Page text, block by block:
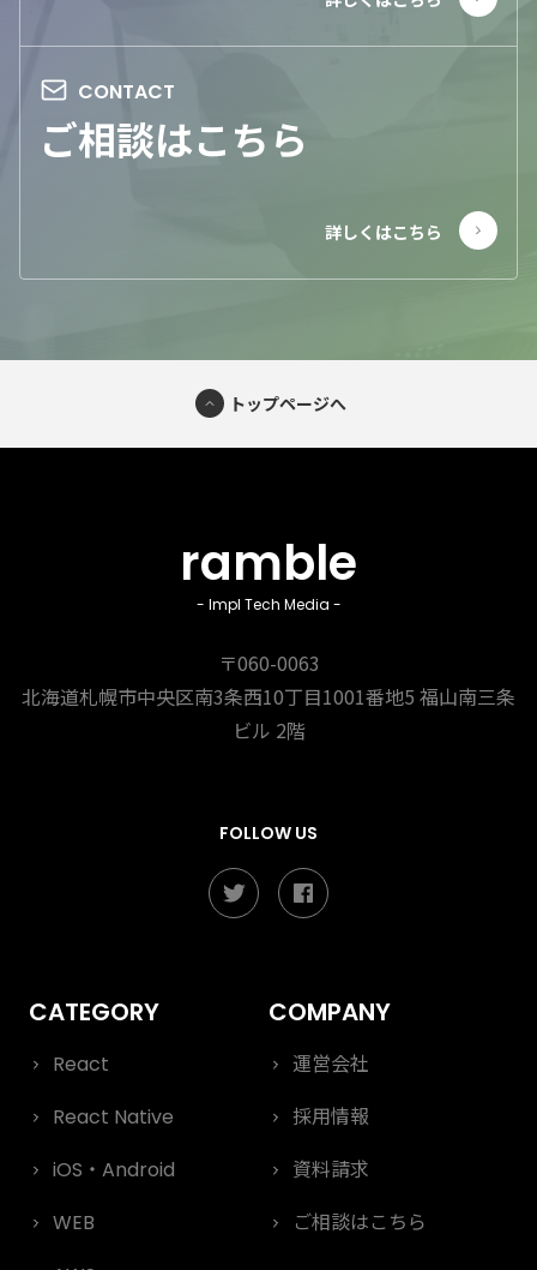
ご相談はこちら
トップページへ
ramble
- Impl Tech Media -
〒060-0063
北海道札幌市中央区南3条西10丁目1001番地5 福山南三条
ビル 2階
FOLLOW US
React
React Native
iOS・Android
WEB
運営会社
採用情報
資料請求
ご相談はこちら